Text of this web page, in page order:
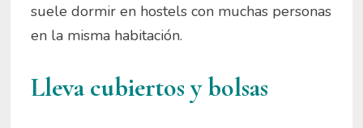
suele dormir en hostels con muchas personas
en la misma habitación.
Lleva cubiertos y bolsas